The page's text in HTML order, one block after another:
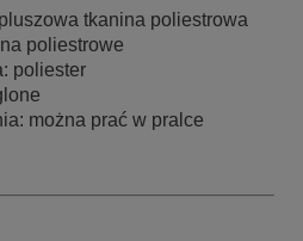
tkanina poliestrowa
poliestrowe
poliester
można prać w pralce